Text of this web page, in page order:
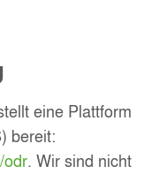
eine Plattform
bereit:
odr. Wir sind nicht